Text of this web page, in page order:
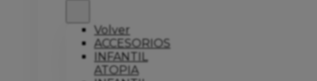
Volver
ACCESORIOS
INFANTIL
ATOPIA